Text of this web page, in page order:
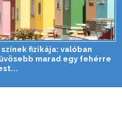
színek fizikája: valóban
marad egy fehérre